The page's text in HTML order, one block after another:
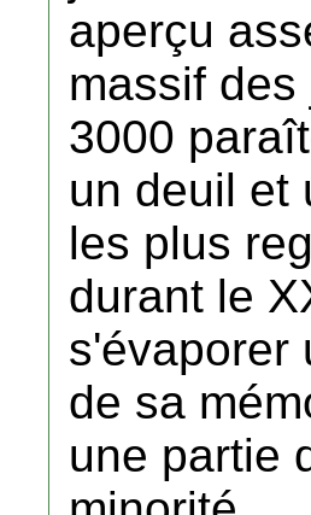
aperçu
massif
3000
un deuil et
les plus
durant le
s'évaporer
de sa
une partie